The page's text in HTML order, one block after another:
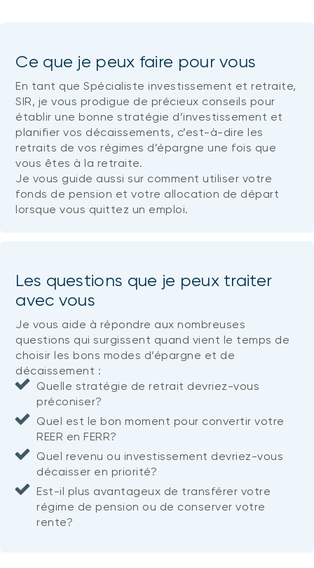
Ce que je peux faire pour vous
En tant que Spécialiste investissement et retraite,
SIR, je vous prodigue de précieux conseils pour
établir une bonne stratégie d’investissement et
planifier vos décaissements, c’est-à-dire les
retraits de vos régimes d’épargne une fois que
vous êtes à la retraite.
Je vous guide aussi sur comment utiliser votre
fonds de pension et votre allocation de départ
lorsque vous quittez un emploi.
Les questions que je peux traiter
avec vous
Je vous aide à répondre aux nombreuses
questions qui surgissent quand vient le temps de
choisir les bons modes d’épargne et de
décaissement :
Quelle stratégie de retrait devriez-vous
préconiser?
Quel est le bon moment pour convertir votre
REER en FERR?
Quel revenu ou investissement devriez-vous
décaisser en priorité?
Est-il plus avantageux de transférer votre
régime de pension ou de conserver votre
rente?